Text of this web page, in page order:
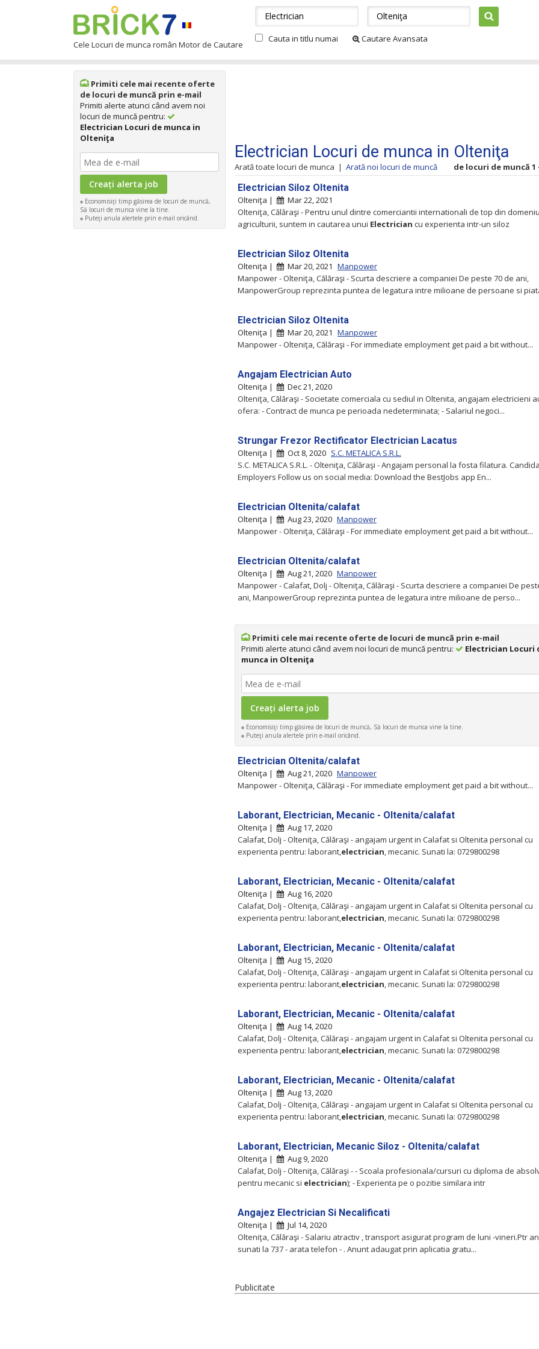
Cele Locuri de munca român Motor de Cautare
Cauta in titlu numai Cautare Avansata
Primiti cele mai recente oferte
de locuri de muncă prin e-mail
Primiti alerte atunci când avem noi
locuri de muncă pentru:
Electrician Locuri de munca in
Olteniţa
Economisiţi timp găsirea de locuri de muncă,
Să locuri de munca vine la tine.
Puteţi anula alertele prin e-mail oricând.
Electrician Locuri de munca in Olteniţa
Arată toate locuri de munca | Arată noi locuri de muncă de locuri de muncă 1
Electrician Siloz Oltenita
Olteniţa |
Mar 22, 2021
Olteniţa, Călăraşi - Pentru unul dintre comerciantii internationali de top din
agriculturii, suntem in cautarea unui Electrician cu experienta intr-un siloz
Electrician Siloz Oltenita
Olteniţa | Mar 20, 2021 Manpower
Manpower - Olteniţa, Călăraşi - Scurta descriere a companiei De peste 70 de ani,
ManpowerGroup reprezinta puntea de legatura intre milioane de persoane si
Electrician Siloz Oltenita
Olteniţa | Mar 20, 2021 Manpower
Manpower - Olteniţa, Călăraşi - For immediate employment get paid a bit without...
Angajam Electrician Auto
Olteniţa |
Dec 21, 2020
Olteniţa, Călăraşi - Societate comerciala cu sediul in Oltenita, angajam electricieni
ofera: - Contract de munca pe perioada nedeterminata; - Salariul negoci...
Strungar Frezor Rectificator Electrician Lacatus
Olteniţa | Oct 8, 2020 S.C. METALICA S.R.L.
S.C. METALICA S.R.L. - Olteniţa, Călăraşi - Angajam personal la fosta filatura.
Employers Follow us on social media: Download the BestJobs app En...
Electrician Oltenita/calafat
Olteniţa | Aug 23, 2020 Manpower
Manpower - Olteniţa, Călăraşi - For immediate employment get paid a bit without...
Electrician Oltenita/calafat
Olteniţa | Aug 21, 2020 Manpower
Manpower - Calafat, Dolj - Olteniţa, Călăraşi - Scurta descriere a companiei De
ani, ManpowerGroup reprezinta puntea de legatura intre milioane de perso...
Primiti cele mai recente oferte de locuri de muncă prin e-mail
Primiti alerte atunci când avem noi locuri de muncă pentru:
Electrician Locuri
munca in Olteniţa
Economisiţi timp găsirea de locuri de muncă, Să locuri de munca vine la tine.
Puteţi anula alertele prin e-mail oricând.
Electrician Oltenita/calafat
Olteniţa | Aug 21, 2020 Manpower
Manpower - Olteniţa, Călăraşi - For immediate employment get paid a bit without...
Laborant, Electrician, Mecanic - Oltenita/calafat
Olteniţa |
Aug 17, 2020
Calafat, Dolj - Olteniţa, Călăraşi - angajam urgent in Calafat si Oltenita personal cu
experienta pentru: laborant,electrician, mecanic. Sunati la: 0729800298
Laborant, Electrician, Mecanic - Oltenita/calafat
Olteniţa |
Aug 16, 2020
Calafat, Dolj - Olteniţa, Călăraşi - angajam urgent in Calafat si Oltenita personal cu
experienta pentru: laborant,electrician, mecanic. Sunati la: 0729800298
Laborant, Electrician, Mecanic - Oltenita/calafat
Olteniţa |
Aug 15, 2020
Calafat, Dolj - Olteniţa, Călăraşi - angajam urgent in Calafat si Oltenita personal cu
experienta pentru: laborant,electrician, mecanic. Sunati la: 0729800298
Laborant, Electrician, Mecanic - Oltenita/calafat
Olteniţa |
Aug 14, 2020
Calafat, Dolj - Olteniţa, Călăraşi - angajam urgent in Calafat si Oltenita personal cu
experienta pentru: laborant,electrician, mecanic. Sunati la: 0729800298
Laborant, Electrician, Mecanic - Oltenita/calafat
Olteniţa |
Aug 13, 2020
Calafat, Dolj - Olteniţa, Călăraşi - angajam urgent in Calafat si Oltenita personal cu
experienta pentru: laborant,electrician, mecanic. Sunati la: 0729800298
Laborant, Electrician, Mecanic Siloz - Oltenita/calafat
Olteniţa |
Aug 9, 2020
Calafat, Dolj - Olteniţa, Călăraşi - - Scoala profesionala/cursuri cu diploma de
pentru mecanic si electrician); - Experienta pe o pozitie similara intr
Angajez Electrician Si Necalificati
Olteniţa |
Jul 14, 2020
Olteniţa, Călăraşi - Salariu atractiv , transport asigurat program de luni -vineri.Ptr
sunati la 737 - arata telefon - . Anunt adaugat prin aplicatia gratu...
Publicitate